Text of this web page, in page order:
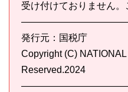
受け付けておりません。
発行元：国税庁
Copyright (C)
Reserved.2024